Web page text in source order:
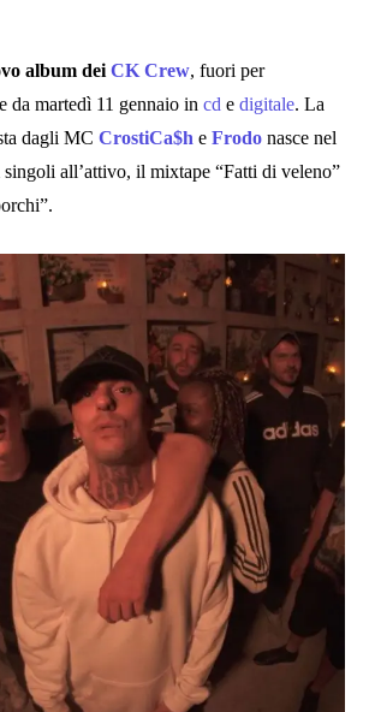
album dei CK Crew, fuori per
da martedì 11 gennaio in cd e digitale. La
dagli MC CrostiCa$h e Frodo nasce nel
all’attivo, il mixtape “Fatti di veleno”